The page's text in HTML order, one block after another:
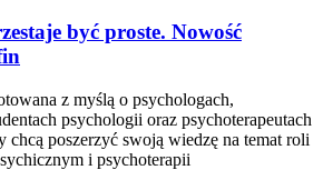
być proste. Nowość
z myślą o psychologach,
psychologii oraz psychoterapeutach
chcą poszerzyć swoją wiedzę na temat roli
i psychoterapii